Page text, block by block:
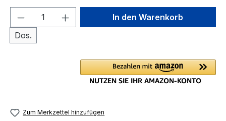
Produkt Anzahl: Gib den
Dos.
In den Warenkorb
Zum Merkzettel hinzufügen